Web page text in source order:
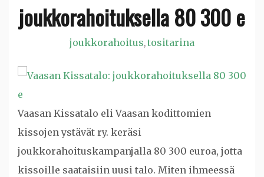
joukkorahoituksella 80 300 e
joukkorahoitus,tositarina
Vaasan Kissatalo eli Vaasan kodittomien
kissojen ystävät ry. keräsi
joukkorahoituskampanjalla 80 300 euroa, jotta
kissoille saataisiin uusi talo. Miten ihmeessä